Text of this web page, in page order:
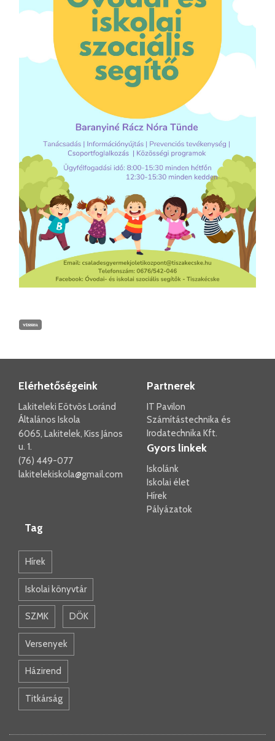
vissza
Elérhetőségeink
Lakiteleki Eötvös Loránd
Általános Iskola
6065, Lakitelek, Kiss János
u. 1.
(76) 449-077
lakitelekiskola@gmail.com
Partnerek
IT Pavilon
Számítástechnika és
Irodatechnika Kft.
Gyors linkek
Iskolánk
Iskolai élet
Hírek
Pályázatok
Tag
Hírek
Iskolai könyvtár
SZMK DÖK
Versenyek
Házirend
Titkárság